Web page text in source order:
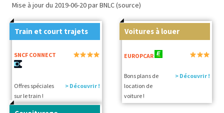
Mise à jour du 2019-06-20 par BNLC (source)
Train et court trajets
SNCF CONNECT
Offres spéciales
sur le train !
> Découvrir !
Voitures à louer
EUROPCAR
Bons plans de
location de
voiture !
> Découvrir !